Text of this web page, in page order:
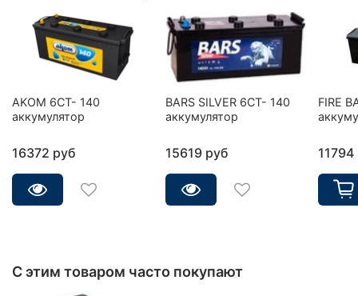
AKOM 6CT- 140
аккумулятор
16372 руб
BARS SILVER 6СТ- 140
аккумулятор
15619 руб
FIRE
С этим товаром часто покупают